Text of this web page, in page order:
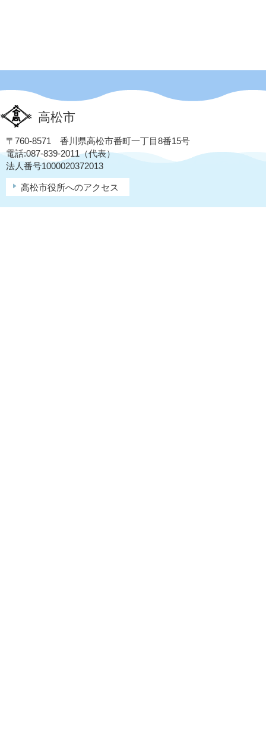
高松市
〒760-8571 香川県高松市番町一丁目8番15号
電話:087-839-2011（代表）
法人番号1000020372013
高松市役所へのアクセス